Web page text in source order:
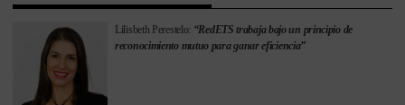
Lilisbeth Perestelo: “RedETS trabaja bajo un principio de
reconocimiento mutuo para ganar eficiencia”